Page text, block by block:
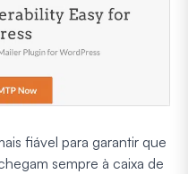
fiável para garantir que
sempre à caixa de